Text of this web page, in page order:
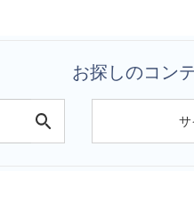
お探しのコン
サ